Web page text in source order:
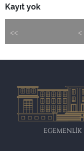
Kayıt yok
<< <
EGEMENLİK